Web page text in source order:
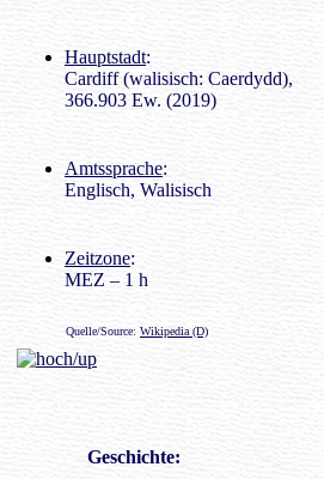
Hauptstadt:
Cardiff (walisisch: Caerdydd),
366.903 Ew. (2019)
Amtssprache:
Englisch, Walisisch
Zeitzone:
MEZ – 1 h
Quelle/Source: Wikipedia (D)
Geschichte: